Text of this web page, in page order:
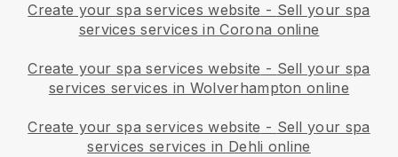
Create your spa services website - Sell your spa
services services in Corona online
Create your spa services website - Sell your spa
services services in Wolverhampton online
Create your spa services website - Sell your spa
services services in Dehli online